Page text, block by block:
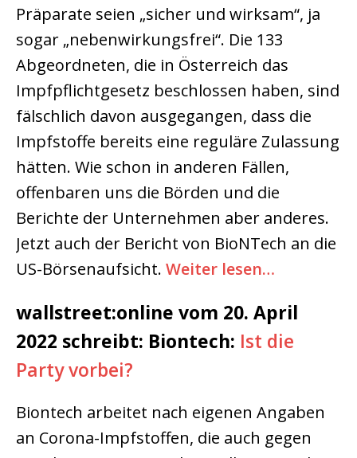
Präparate seien „sicher und wirksam“, ja
sogar „nebenwirkungsfrei“. Die 133
Abgeordneten, die in Österreich das
Impfpflichtgesetz beschlossen haben, sind
fälschlich davon ausgegangen, dass die
Impfstoffe bereits eine reguläre Zulassung
hätten. Wie schon in anderen Fällen,
offenbaren uns die Börden und die
Berichte der Unternehmen aber anderes.
Jetzt auch der Bericht von BioNTech an die
US-Börsenaufsicht. Weiter lesen…
wallstreet:online vom 20. April
2022 schreibt: Biontech: Ist die
Party vorbei?
Biontech arbeitet nach eigenen Angaben
an Corona-Impfstoffen, die auch gegen